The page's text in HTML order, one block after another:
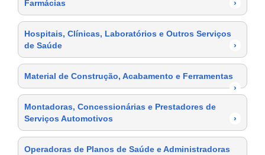
Farmácias ›
Hospitais, Clínicas, Laboratórios e Outros Serviços
de Saúde
›
Material de Construção, Acabamento e Ferramentas
›
Montadoras, Concessionárias e Prestadores de
Serviços Automotivos
›
Operadoras de Planos de Saúde e Administradoras